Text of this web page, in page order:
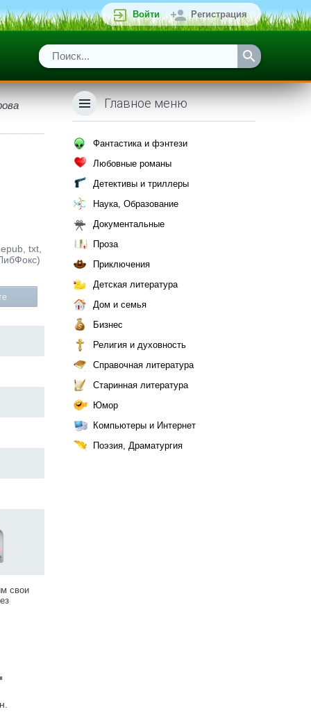
Войти Регистрация
txt,
свои
Главное меню
Фантастика и фэнтези
Любовные романы
Детективы и триллеры
Наука, Образование
Документальные
Проза
Приключения
Детская литература
Дом и семья
Бизнес
Религия и духовность
Справочная литература
Старинная литература
Юмор
Компьютеры и Интернет
Поэзия, Драматургия